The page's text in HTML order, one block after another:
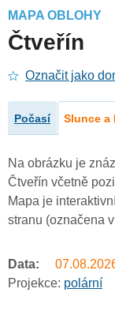
MAPA OBLOHY
Čtveřín
Označit jako
Počasí Slunce a
Na obrázku je
Čtveřín včetně
Mapa je
stranu (označena
Data:
Projekce: polární